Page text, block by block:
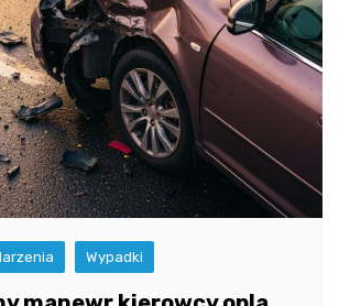
Wypadki